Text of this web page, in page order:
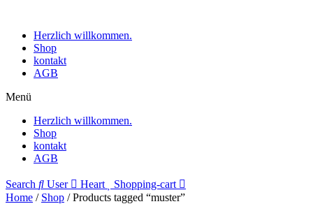
Herzlich willkommen.
Shop
kontakt
AGB
Menü
Herzlich willkommen.
Shop
kontakt
AGB
Search User Heart
Shopping-cart
Home / Shop / Products tagged “muster”